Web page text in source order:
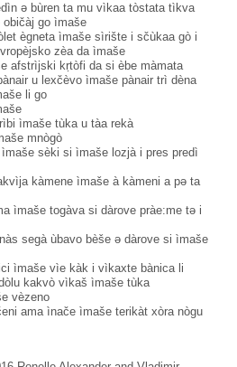
ə bùren ta mu vìkaa tòstata tìkva
običàj go ìmaše
ègneta ìmaše sìrište i sčùkaa gò i
zèa da ìmaše
afstrìjski kṛtòfi da si èbe màmata
u lexčèvo ìmaše pànair trì dèna
li go
ìmaše tùka u tàa rekà
mnògò
ìmaše sèki si ìmaše lozjà i pres predì
kàmene ìmaše à kàmeni a pə ta
ìmaše togàva si dàrove pràe:me tə i
segà ùbavo bèše ə dàrove si ìmaše
ìmaše vìe kàk i vìkaxte bànica li
kakvò vìkaš ìmaše tùka
vèzeno
ama ìnače ìmaše terikàt xòra nògu